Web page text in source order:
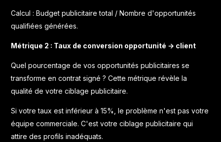
Calcul : Budget publicitaire total / Nombre d'opportunités
qualifiées générées.
Métrique 2 : Taux de conversion opportunité → client
Quel pourcentage de vos opportunités publicitaires se
transforme en contrat signé ? Cette métrique révèle la
qualité de votre ciblage publicitaire.
Si votre taux est inférieur à 15%, le problème n'est pas votre
équipe commerciale. C'est votre ciblage publicitaire qui
attire des profils inadéquats.